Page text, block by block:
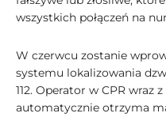
wszystkich połączeń na
W czerwcu zostanie
systemu lokalizowania
112. Operator w CPR wraz
automatycznie otrzyma